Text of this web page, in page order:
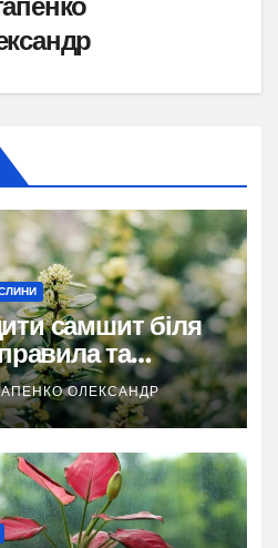
самшит біля
та
ОЛЕКСАНДР